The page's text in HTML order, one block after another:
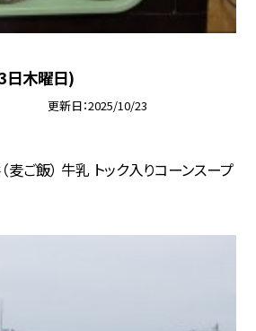
日木曜日)
更新日 2025/10/23
ご飯） 牛乳 トック入りコーンスープ